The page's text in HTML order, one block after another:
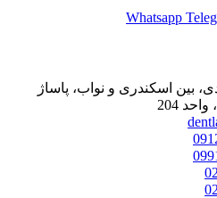
Whatsapp
بین اسکندری و نواب، پاساژ
204